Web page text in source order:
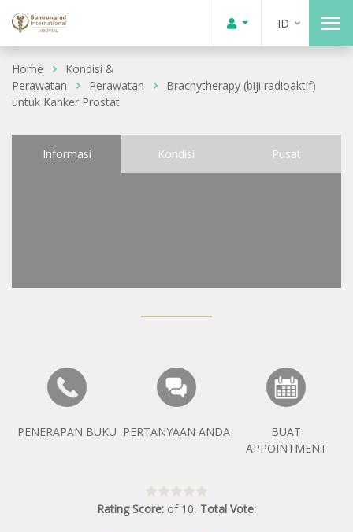
ID
Home
Kondisi &
Perawatan
Perawatan
Brachytherapy (biji radioaktif)
untuk Kanker Prostat
Informasi Kondisi Pusat
PENERAPAN BUKU PERTANYAAN ANDA
BUAT
APPOINTMENT
Rating Score: of 10, Total Vote: